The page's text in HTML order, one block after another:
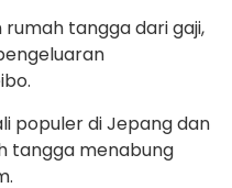
tangga dari gaji,
populer di Jepang dan
tangga menabung